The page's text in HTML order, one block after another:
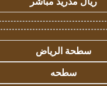
سطحة الرياض
سطحه